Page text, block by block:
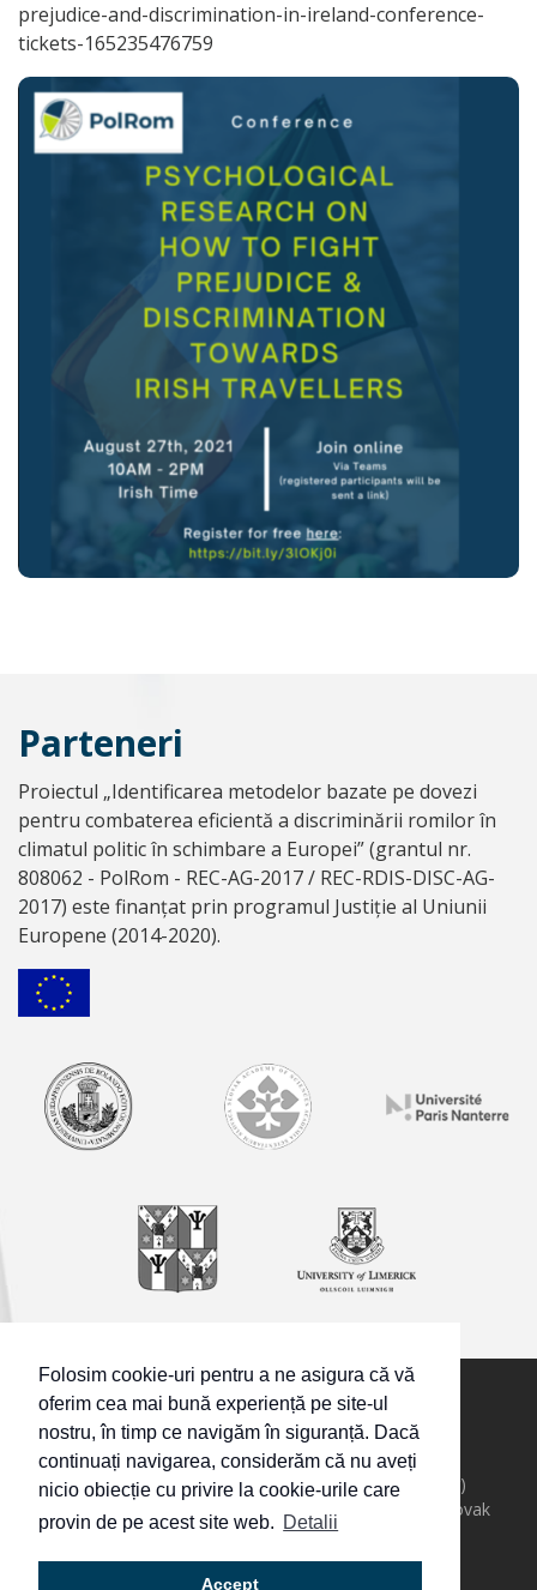
Folosim cookie-uri pentru a ne asigura că vă
oferim cea mai bună experiență pe site-ul
nostru, în timp ce navigăm în siguranță. Dacă
continuați navigarea, considerăm că nu aveți
nicio obiecție cu privire la cookie-urile care
provin de pe acest site web. Detalii
Accept
prejudice-and-discrimination-in-ireland-conference-
tickets-165235476759
Parteneri
Proiectul „Identificarea metodelor bazate pe dovezi
pentru combaterea eficientă a discriminării romilor în
climatul politic în schimbare a Europei” (grantul nr.
808062 - PolRom - REC-AG-2017 / REC-RDIS-DISC-AG-
2017) este finanțat prin programul Justiție al Uniunii
Europene (2014-2020).
© Toate drepturile rezervate.
Eötvös Loránd University, Hungary (leading partner)
Institute for Research in Social Communication, Slovak
Academy of Sciences, Slovakia
Université Paris-Nanterre, France
Alexandru Ioan Cuza University of Iasi, Romania